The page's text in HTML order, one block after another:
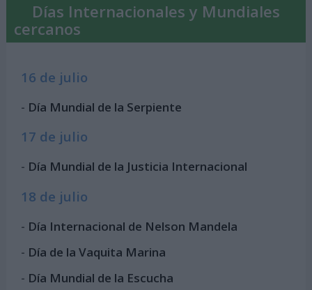
Días Internacionales y Mundiales
cercanos
16 de julio
- Día Mundial de la Serpiente
17 de julio
- Día Mundial de la Justicia Internacional
18 de julio
- Día Internacional de Nelson Mandela
- Día de la Vaquita Marina
- Día Mundial de la Escucha